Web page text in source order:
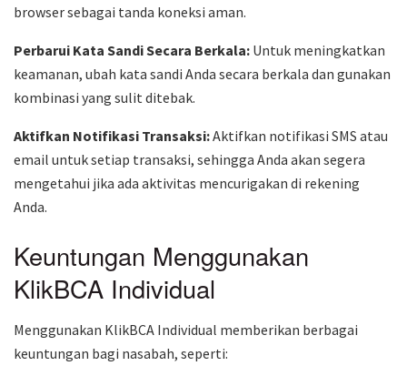
browser sebagai tanda koneksi aman.
Perbarui Kata Sandi Secara Berkala: Untuk meningkatkan
keamanan, ubah kata sandi Anda secara berkala dan gunakan
kombinasi yang sulit ditebak.
Aktifkan Notifikasi Transaksi:Aktifkan notifikasi SMS atau
email untuk setiap transaksi, sehingga Anda akan segera
mengetahui jika ada aktivitas mencurigakan di rekening
Anda.
Keuntungan Menggunakan
KlikBCA Individual
Menggunakan KlikBCA Individual memberikan berbagai
keuntungan bagi nasabah, seperti: